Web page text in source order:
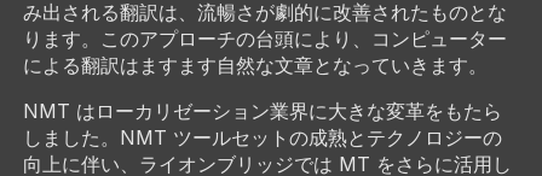
み出される翻訳は、流暢さが劇的に改善されたものとな
ります。このアプローチの台頭により、コンピューター
による翻訳はますます自然な文章となっていきます。
NMT はローカリゼーション業界に大きな変革をもたら
しました。NMT ツールセットの成熟とテクノロジーの
向上に伴い、ライオンブリッジでは MT をさらに活用し